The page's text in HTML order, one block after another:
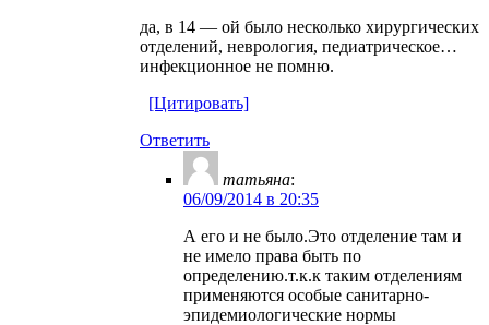
да, в 14 — ой было несколько хирургических
отделений, неврология, педиатрическое…
инфекционное не помню.
[Цитировать]
Ответить
татьяна:
06/09/2014 в 20:35
А его и не было.Это отделение там и
не имело права быть по
определению.т.к.к таким отделениям
применяются особые санитарно-
эпидемиологические нормы